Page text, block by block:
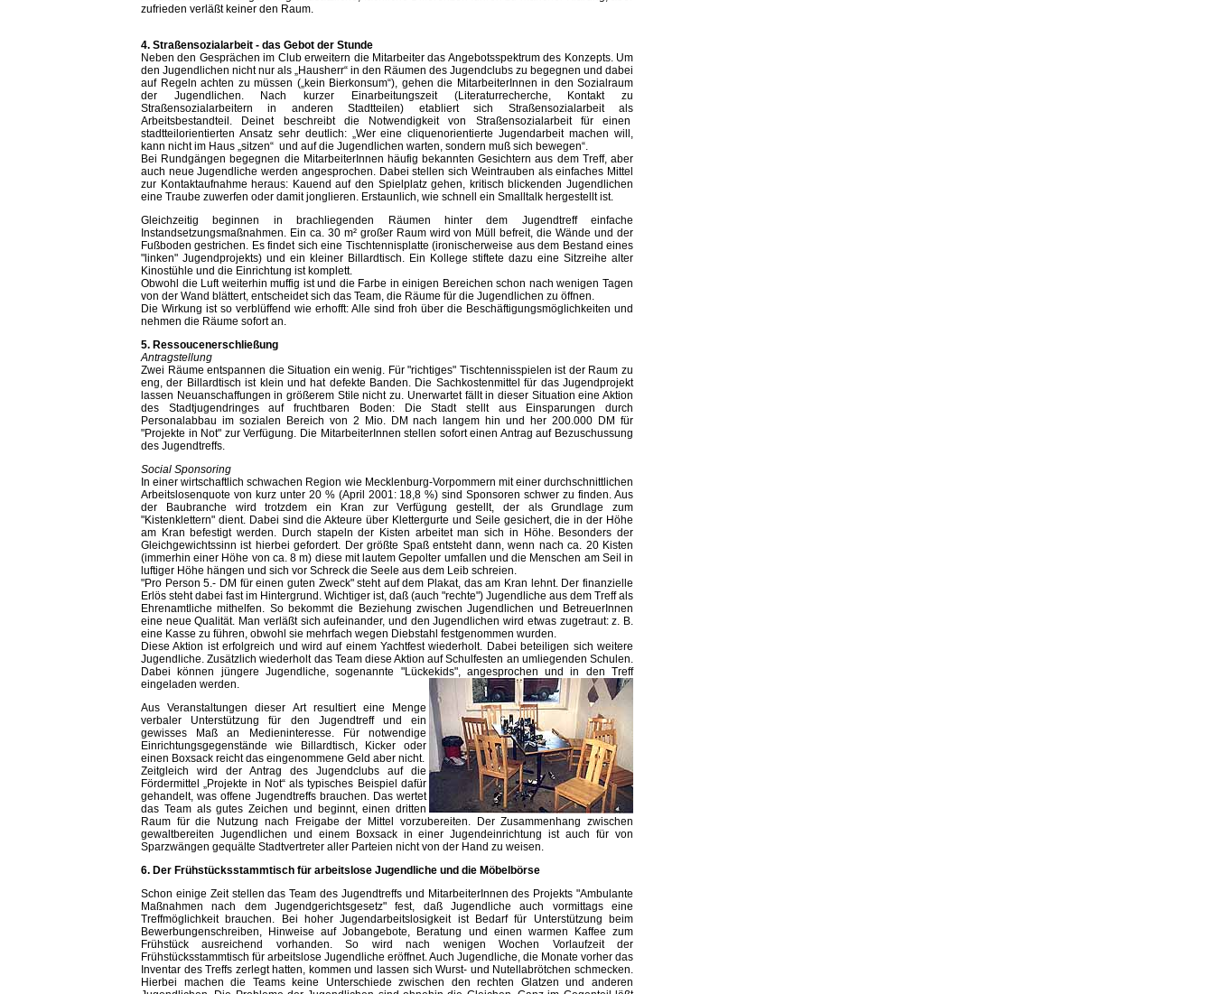
zufrieden verläßt keiner den Raum.
4. Straßensozialarbeit - das Gebot der Stunde
Neben den Gesprächen im Club erweitern die Mitarbeiter das Angebotsspektrum des Konzepts. Um
den Jugendlichen nicht nur als „Hausherr“ in den Räumen des Jugendclubs zu begegnen und dabei
auf Regeln achten zu müssen („kein Bierkonsum“), gehen die MitarbeiterInnen in den Sozialraum
der Jugendlichen. Nach kurzer Einarbeitungszeit (Literaturrecherche, Kontakt zu
Straßensozialarbeitern in anderen Stadtteilen) etabliert sich Straßensozialarbeit als
Arbeitsbestandteil. Deinet beschreibt die Notwendigkeit von Straßensozialarbeit für einen
stadtteilorientierten Ansatz sehr deutlich: „Wer eine cliquenorientierte Jugendarbeit machen will,
kann nicht im Haus „sitzen“ und auf die Jugendlichen warten, sondern muß sich bewegen“.
Bei Rundgängen begegnen die MitarbeiterInnen häufig bekannten Gesichtern aus dem Treff, aber
auch neue Jugendliche werden angesprochen. Dabei stellen sich Weintrauben als einfaches Mittel
zur Kontaktaufnahme heraus: Kauend auf den Spielplatz gehen, kritisch blickenden Jugendlichen
eine Traube zuwerfen oder damit jonglieren. Erstaunlich, wie schnell ein Smalltalk hergestellt ist.
Gleichzeitig beginnen in brachliegenden Räumen hinter dem Jugendtreff einfache
Instandsetzungsmaßnahmen. Ein ca. 30 m² großer Raum wird von Müll befreit, die Wände und der
Fußboden gestrichen. Es findet sich eine Tischtennisplatte (ironischerweise aus dem Bestand eines
"linken" Jugendprojekts) und ein kleiner Billardtisch. Ein Kollege stiftete dazu eine Sitzreihe alter
Kinostühle und die Einrichtung ist komplett.
Obwohl die Luft weiterhin muffig ist und die Farbe in einigen Bereichen schon nach wenigen Tagen
von der Wand blättert, entscheidet sich das Team, die Räume für die Jugendlichen zu öffnen.
Die Wirkung ist so verblüffend wie erhofft: Alle sind froh über die Beschäftigungsmöglichkeiten und
nehmen die Räume sofort an.
5. Ressoucenerschließung
Antragstellung
Zwei Räume entspannen die Situation ein wenig. Für "richtiges" Tischtennisspielen ist der Raum zu
eng, der Billardtisch ist klein und hat defekte Banden. Die Sachkostenmittel für das Jugendprojekt
lassen Neuanschaffungen in größerem Stile nicht zu. Unerwartet fällt in dieser Situation eine Aktion
des Stadtjugendringes auf fruchtbaren Boden: Die Stadt stellt aus Einsparungen durch
Personalabbau im sozialen Bereich von 2 Mio. DM nach langem hin und her 200.000 DM für
"Projekte in Not" zur Verfügung. Die MitarbeiterInnen stellen sofort einen Antrag auf Bezuschussung
des Jugendtreffs.
Social Sponsoring
In einer wirtschaftlich schwachen Region wie Mecklenburg-Vorpommern mit einer durchschnittlichen
Arbeitslosenquote von kurz unter 20 % (April 2001: 18,8 %) sind Sponsoren schwer zu finden. Aus
der Baubranche wird trotzdem ein Kran zur Verfügung gestellt, der als Grundlage zum
"Kistenklettern" dient. Dabei sind die Akteure über Klettergurte und Seile gesichert, die in der Höhe
am Kran befestigt werden. Durch stapeln der Kisten arbeitet man sich in Höhe. Besonders der
Gleichgewichtssinn ist hierbei gefordert. Der größte Spaß entsteht dann, wenn nach ca. 20 Kisten
(immerhin einer Höhe von ca. 8 m) diese mit lautem Gepolter umfallen und die Menschen am Seil in
luftiger Höhe hängen und sich vor Schreck die Seele aus dem Leib schreien.
"Pro Person 5.- DM für einen guten Zweck" steht auf dem Plakat, das am Kran lehnt. Der finanzielle
Erlös steht dabei fast im Hintergrund. Wichtiger ist, daß (auch "rechte") Jugendliche aus dem Treff als
Ehrenamtliche mithelfen. So bekommt die Beziehung zwischen Jugendlichen und BetreuerInnen
eine neue Qualität. Man verläßt sich aufeinander, und den Jugendlichen wird etwas zugetraut: z. B.
eine Kasse zu führen, obwohl sie mehrfach wegen Diebstahl festgenommen wurden.
Diese Aktion ist erfolgreich und wird auf einem Yachtfest wiederholt. Dabei beteiligen sich weitere
Jugendliche. Zusätzlich wiederholt das Team diese Aktion auf Schulfesten an umliegenden Schulen.
Dabei können jüngere Jugendliche, sogenannte "Lückekids", angesprochen und in den Treff
eingeladen werden.
Aus Veranstaltungen dieser Art resultiert eine Menge
verbaler Unterstützung für den Jugendtreff und ein
gewisses Maß an Medieninteresse. Für notwendige
Einrichtungsgegenstände wie Billardtisch, Kicker oder
einen Boxsack reicht das eingenommene Geld aber nicht.
Zeitgleich wird der Antrag des Jugendclubs auf die
Fördermittel „Projekte in Not“ als typisches Beispiel dafür
gehandelt, was offene Jugendtreffs brauchen. Das wertet
das Team als gutes Zeichen und beginnt, einen dritten
Raum für die Nutzung nach Freigabe der Mittel vorzubereiten. Der Zusammenhang zwischen
gewaltbereiten Jugendlichen und einem Boxsack in einer Jugendeinrichtung ist auch für von
Sparzwängen gequälte Stadtvertreter aller Parteien nicht von der Hand zu weisen.
6. Der Frühstücksstammtisch für arbeitslose Jugendliche und die Möbelbörse
Schon einige Zeit stellen das Team des Jugendtreffs und MitarbeiterInnen des Projekts "Ambulante
Maßnahmen nach dem Jugendgerichtsgesetz" fest, daß Jugendliche auch vormittags eine
Treffmöglichkeit brauchen. Bei hoher Jugendarbeitslosigkeit ist Bedarf für Unterstützung beim
Bewerbungenschreiben, Hinweise auf Jobangebote, Beratung und einen warmen Kaffee zum
Frühstück ausreichend vorhanden. So wird nach wenigen Wochen Vorlaufzeit der
Frühstücksstammtisch für arbeitslose Jugendliche eröffnet. Auch Jugendliche, die Monate vorher das
Inventar des Treffs zerlegt hatten, kommen und lassen sich Wurst- und Nutellabrötchen schmecken.
Hierbei machen die Teams keine Unterschiede zwischen den rechten Glatzen und anderen